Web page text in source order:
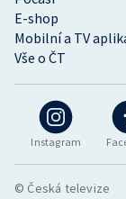
Instagram
E-shop
Mobilní a TV
Vše o ČT
© Česká televize